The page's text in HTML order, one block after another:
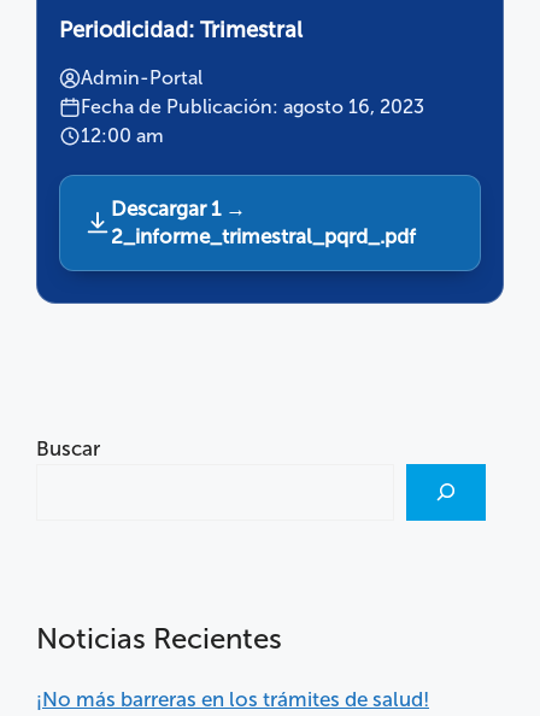
Periodicidad: Trimestral
Admin-Portal
Fecha de Publicación: agosto 16, 2023
12:00 am
Descargar 1 →
2_informe_trimestral_pqrd_.pdf
Buscar
Noticias Recientes
¡No más barreras en los trámites de salud!